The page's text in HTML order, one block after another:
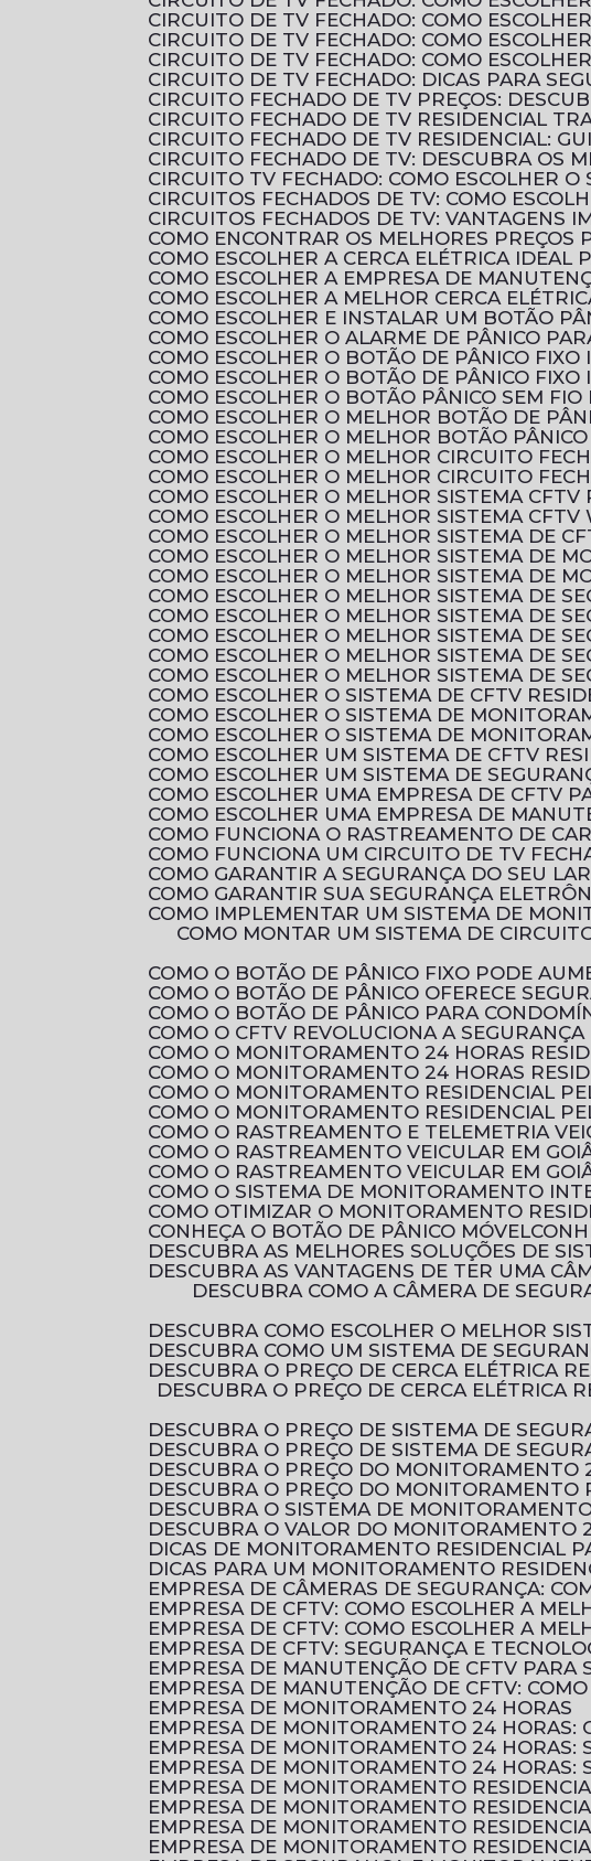
CIRCUITO DE TV FECHADO: COMO
CIRCUITO DE TV FECHADO: COMO
CIRCUITO DE TV FECHADO: COMO
CIRCUITO DE TV FECHADO: DICAS PARA
CIRCUITO FECHADO DE TV PREÇOS:
CIRCUITO FECHADO DE TV RESIDENCIAL
CIRCUITO FECHADO DE TV RESIDENCIAL:
CIRCUITO FECHADO DE TV: DESCUBRA OS
CIRCUITO TV FECHADO: COMO ESCOLHER
CIRCUITOS FECHADOS DE TV: COMO
CIRCUITOS FECHADOS DE TV: VANTAGENS
COMO ENCONTRAR OS MELHORES
COMO ESCOLHER A CERCA ELÉTRICA IDEAL
COMO ESCOLHER A EMPRESA DE
COMO ESCOLHER A MELHOR CERCA
COMO ESCOLHER E INSTALAR UM BOTÃO
COMO ESCOLHER O ALARME DE PÂNICO
COMO ESCOLHER O BOTÃO DE PÂNICO
COMO ESCOLHER O BOTÃO DE PÂNICO
COMO ESCOLHER O BOTÃO PÂNICO SEM
COMO ESCOLHER O MELHOR BOTÃO DE
COMO ESCOLHER O MELHOR BOTÃO
COMO ESCOLHER O MELHOR CIRCUITO
COMO ESCOLHER O MELHOR CIRCUITO
COMO ESCOLHER O MELHOR SISTEMA
COMO ESCOLHER O MELHOR SISTEMA
COMO ESCOLHER O MELHOR SISTEMA DE
COMO ESCOLHER O MELHOR SISTEMA DE
COMO ESCOLHER O MELHOR SISTEMA DE
COMO ESCOLHER O MELHOR SISTEMA DE
COMO ESCOLHER O MELHOR SISTEMA DE
COMO ESCOLHER O MELHOR SISTEMA DE
COMO ESCOLHER O MELHOR SISTEMA DE
COMO ESCOLHER O MELHOR SISTEMA DE
COMO ESCOLHER O SISTEMA DE CFTV
COMO ESCOLHER O SISTEMA DE
COMO ESCOLHER O SISTEMA DE
COMO ESCOLHER UM SISTEMA DE CFTV
COMO ESCOLHER UM SISTEMA DE
COMO ESCOLHER UMA EMPRESA DE CFTV
COMO ESCOLHER UMA EMPRESA DE
COMO FUNCIONA O RASTREAMENTO DE
COMO FUNCIONA UM CIRCUITO DE TV
COMO GARANTIR A SEGURANÇA DO SEU
COMO GARANTIR SUA SEGURANÇA
COMO IMPLEMENTAR UM SISTEMA DE
COMO MONTAR UM SISTEMA DE CIRCUITO FECHADO DE TV RESIDENCIAL PARA AUMENTAR A SEGURANÇA DA SUA
COMO O BOTÃO DE PÂNICO FIXO PODE
COMO O BOTÃO DE PÂNICO OFERECE
COMO O BOTÃO DE PÂNICO PARA
COMO O CFTV REVOLUCIONA A
COMO O MONITORAMENTO 24 HORAS
COMO O MONITORAMENTO 24 HORAS
COMO O MONITORAMENTO RESIDENCIAL
COMO O MONITORAMENTO RESIDENCIAL
COMO O RASTREAMENTO E TELEMETRIA
COMO O RASTREAMENTO VEICULAR EM
COMO O RASTREAMENTO VEICULAR EM
COMO O SISTEMA DE MONITORAMENTO
COMO OTIMIZAR O MONITORAMENTO
CONHEÇA O BOTÃO DE PÂNICO MÓVEL
DESCUBRA AS MELHORES SOLUÇÕES DE
DESCUBRA AS VANTAGENS DE TER UMA
DESCUBRA COMO A CÂMERA DE SEGURANÇA FULL HD PODE PROTEGER SEU LAR COM QUALIDADE DE IMAGEM
DESCUBRA COMO ESCOLHER O MELHOR
DESCUBRA COMO UM SISTEMA DE
DESCUBRA O PREÇO DE CERCA ELÉTRICA
DESCUBRA O PREÇO DE CERCA ELÉTRICA RESIDENCIAL E COMO ESCOLHER A MELHOR OPÇÃO PARA PROTEGER O SEU
DESCUBRA O PREÇO DE SISTEMA DE
DESCUBRA O PREÇO DE SISTEMA DE
DESCUBRA O PREÇO DO
DESCUBRA O PREÇO DO
DESCUBRA O SISTEMA DE
DESCUBRA O VALOR DO MONITORAMENTO
DICAS DE MONITORAMENTO RESIDENCIAL
DICAS PARA UM MONITORAMENTO
EMPRESA DE CÂMERAS DE SEGURANÇA:
EMPRESA DE CFTV: COMO ESCOLHER A
EMPRESA DE CFTV: COMO ESCOLHER A
EMPRESA DE CFTV: SEGURANÇA E
EMPRESA DE MANUTENÇÃO DE CFTV PARA
EMPRESA DE MANUTENÇÃO DE CFTV:
EMPRESA DE MONITORAMENTO 24 HORAS
EMPRESA DE MONITORAMENTO 24
EMPRESA DE MONITORAMENTO 24
EMPRESA DE MONITORAMENTO 24 HORAS:
EMPRESA DE MONITORAMENTO
EMPRESA DE MONITORAMENTO
EMPRESA DE MONITORAMENTO
EMPRESA DE MONITORAMENTO